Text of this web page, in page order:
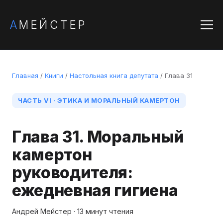
АМЕЙСТЕР
Главная / Книги / Настольная книга депутата / Глава 31
ЧАСТЬ VI · ЭТИКА И МОРАЛЬНЫЙ КАМЕРТОН
Глава 31. Моральный
камертон
руководителя:
ежедневная гигиена
Андрей Мейстер · 13 минут чтения